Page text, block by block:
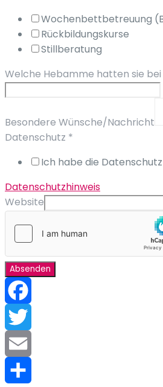
Wochenbettbetreuung
Rückbildungskurse
Stillberatung
Welche Hebamme hatten sie
Besondere Wünsche/Nachricht
Datenschutz *
Ich habe die
Datenschutzhinweis
Website
Absenden
Facebook
Twitter
Email